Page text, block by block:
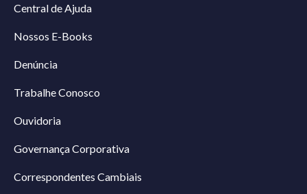
Central de Ajuda
Nossos E-Books
Denúncia
Trabalhe Conosco
Ouvidoria
Governança Corporativa
Correspondentes Cambiais